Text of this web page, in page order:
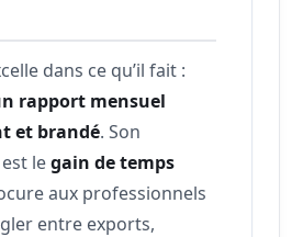
dans ce qu’il fait :
rapport mensuel
et brandé. Son
legain de temps
aux professionnels
entre exports,